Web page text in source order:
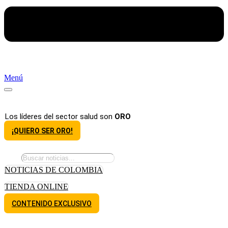
Menú
Los líderes del sector salud son ORO
¡QUIERO SER ORO!
NOTICIAS DE COLOMBIA
TIENDA ONLINE
CONTENIDO EXCLUSIVO